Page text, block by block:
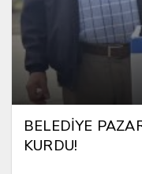
BELEDİYE
KURDU!